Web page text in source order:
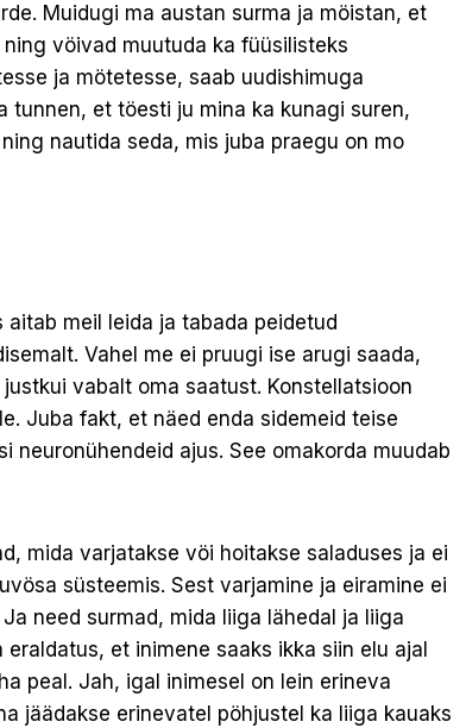
Muidugi ma austan surma ja möistan, et
vöivad muutuda ka füüsilisteks
ja mötetesse, saab uudishimuga
tunnen, et töesti ju mina ka kunagi suren,
nautida seda, mis juba praegu on mo
meil leida ja tabada peidetud
Vahel me ei pruugi ise arugi saada,
vabalt oma saatust. Konstellatsioon
Juba fakt, et näed enda sidemeid teise
ajus. See omakorda muudab
mida varjatakse vöi hoitakse saladuses ja ei
süsteemis. Sest varjamine ja eiramine ei
need surmad, mida liiga lähedal ja liiga
et inimene saaks ikka siin elu ajal
peal. Jah, igal inimesel on lein erineva
jäädakse erinevatel pöhjustel ka liiga kauaks